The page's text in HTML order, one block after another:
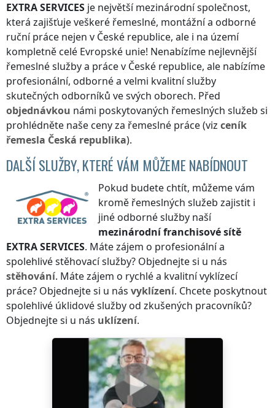
EXTRA SERVICES je největší mezinárodní společnost,
která zajišťuje veškeré řemeslné, montážní a odborné
ruční práce nejen v České republice, ale i na území
kompletně celé Evropské unie! Nenabízíme nejlevnější
řemeslné služby a prácev České republice, ale nabízíme
profesionální, odborné a velmi kvalitní služby
skutečných odborníků ve svých oborech. Před
objednávkou námi poskytovaných řemeslných služeb si
prohlédněte naše ceny za řemeslné práce (viz ceník
řemesla Česká republika).
DALŠÍ SLUŽBY, KTERÉ VÁM MŮŽEME NABÍDNOUT
Pokud budete chtít, můžeme vám
kromě řemeslných služeb zajistit i
jiné odborné služby naší
mezinárodní franchisové sítě
EXTRA SERVICES. Máte zájem o profesionální a
spolehlivé stěhovací služby? Objednejte si u nás
stěhování. Máte zájem o rychlé a kvalitní vyklízecí
práce? Objednejte si u nás vyklízení. Chcete poskytnout
spolehlivé úklidové služby od zkušených pracovníků?
Objednejte si u nás uklízení.